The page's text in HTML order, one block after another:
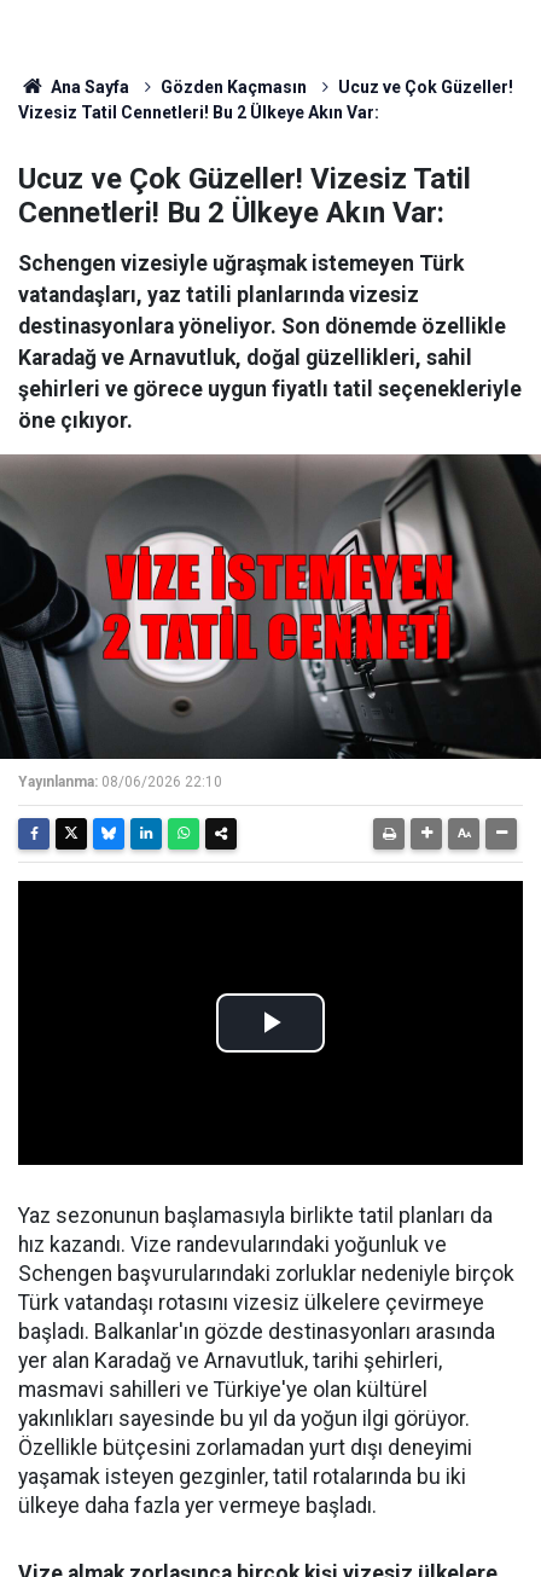
Ana Sayfa Gözden Kaçmasın
Ucuz ve Çok Güzeller!
Vizesiz Tatil Cennetleri! Bu 2 Ülkeye Akın Var:
Ucuz ve Çok Güzeller! Vizesiz Tatil
Cennetleri! Bu 2 Ülkeye Akın Var:
Schengen vizesiyle uğraşmak istemeyen Türk
vatandaşları, yaz tatili planlarında vizesiz
destinasyonlara yöneliyor. Son dönemde özellikle
Karadağ ve Arnavutluk, doğal güzellikleri, sahil
şehirleri ve görece uygun fiyatlı tatil seçenekleriyle
öne çıkıyor.
Yayınlanma: 08/06/2026 22:10
Yaz sezonunun başlamasıyla birlikte tatil planları da
hız kazandı. Vize randevularındaki yoğunluk ve
Schengen başvurularındaki zorluklar nedeniyle birçok
Türk vatandaşı rotasını vizesiz ülkelere çevirmeye
başladı. Balkanlar'ın gözde destinasyonları arasında
yer alan Karadağ ve Arnavutluk, tarihi şehirleri,
masmavi sahilleri ve Türkiye'ye olan kültürel
yakınlıkları sayesinde bu yıl da yoğun ilgi görüyor.
Özellikle bütçesini zorlamadan yurt dışı deneyimi
yaşamak isteyen gezginler, tatil rotalarında bu iki
ülkeye daha fazla yer vermeye başladı.